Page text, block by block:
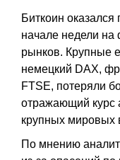
Биткоин
начале недели
рынков. Крупные
немецкий DAX,
FTSE, потеряли
отражающий курс
крупных мировых
По мнению